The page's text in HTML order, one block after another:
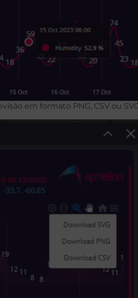
em formato PNG, CSV ou